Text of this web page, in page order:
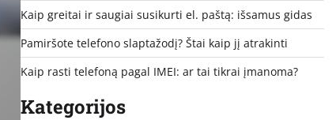
Kaip greitai ir saugiai susikurti el. paštą: išsamus gidas
Pamiršote telefono slaptažodį? Štai kaip jį atrakinti
Kaip rasti telefoną pagal IMEI: ar tai tikrai įmanoma?
Kategorijos